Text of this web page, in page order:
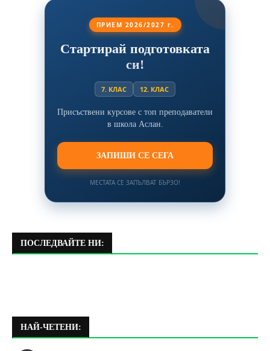
ПРИЕМ 2026/2027 г.
Стартирай подготовката
си!
7. КЛАС 12. КЛАС
Присъствени курсове с топ преподаватели
в школа Аслан.
ЗАПИШИ СЕ СЕГА
МЕСТАТА СЕ ЗАПЪЛВАТ БЪРЗО!
ПОСЛЕДВАЙТЕ НИ:
НАЙ-ЧЕТЕНИ: